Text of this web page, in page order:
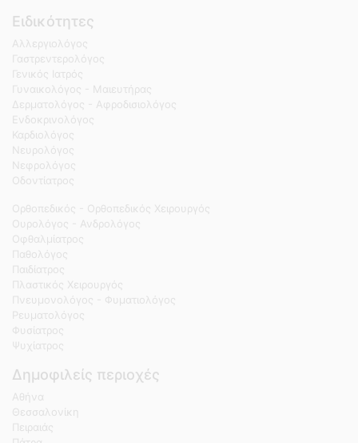
Ειδικότητες
Αλλεργιολόγος
Γαστρεντερολόγος
Γενικός Ιατρός
Γυναικολόγος - Μαιευτήρας
Δερματολόγος - Αφροδισιολόγος
Ενδοκρινολόγος
Καρδιολόγος
Νευρολόγος
Νεφρολόγος
Οδοντίατρος
Ορθοπεδικός - Ορθοπεδικός Χειρουργός
Ουρολόγος - Ανδρολόγος
Οφθαλμίατρος
Παθολόγος
Παιδίατρος
Πλαστικός Χειρουργός
Πνευμονολόγος - Φυματιολόγος
Ρευματολόγος
Φυσίατρος
Ψυχίατρος
Δημοφιλείς περιοχές
Αθήνα
Θεσσαλονίκη
Πειραιάς